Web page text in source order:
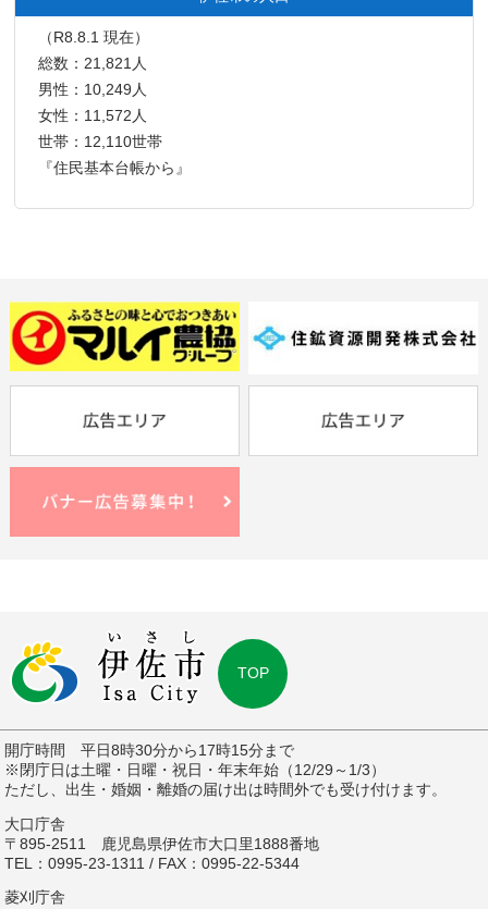
（R8.8.1 現在）
総数：21,821人
男性：10,249人
女性：11,572人
世帯：12,110世帯
『住民基本台帳から』
TOP
開庁時間 平日8時30分から17時15分まで
※閉庁日は土曜・日曜・祝日・年末年始（12/29～1/3）
ただし、出生・婚姻・離婚の届け出は時間外でも受け付けます。
大口庁舎
〒895-2511 鹿児島県伊佐市大口里1888番地
TEL：0995-23-1311 / FAX：0995-22-5344
菱刈庁舎